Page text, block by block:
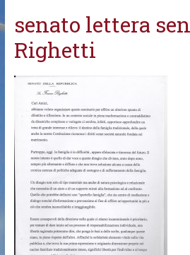
senato lettera
Righetti